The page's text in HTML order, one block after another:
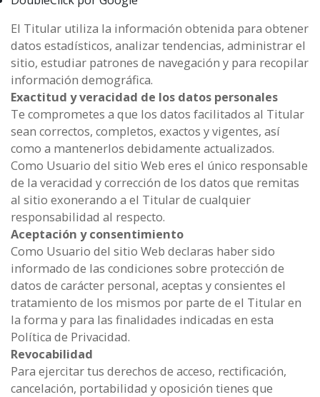
El Titular utiliza la información obtenida para obtener
datos estadísticos, analizar tendencias, administrar el
sitio, estudiar patrones de navegación y para recopilar
información demográfica.
Exactitud y veracidad de los datos personales
Te comprometes a que los datos facilitados al Titular
sean correctos, completos, exactos y vigentes, así
como a mantenerlos debidamente actualizados.
Como Usuario del sitio Web eres el único responsable
de la veracidad y corrección de los datos que remitas
al sitio exonerando a el Titular de cualquier
responsabilidad al respecto.
Aceptación y consentimiento
Como Usuario del sitio Web declaras haber sido
informado de las condiciones sobre protección de
datos de carácter personal, aceptas y consientes el
tratamiento de los mismos por parte de el Titular en
la forma y para las finalidades indicadas en esta
Política de Privacidad.
Revocabilidad
Para ejercitar tus derechos de acceso, rectificación,
cancelación, portabilidad y oposición tienes que